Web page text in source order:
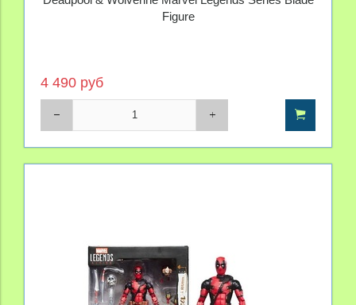
Figure
4 490 руб